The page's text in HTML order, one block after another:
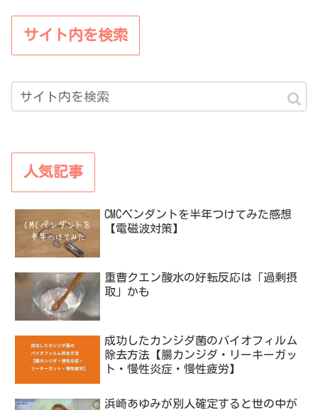
サイト内を検索
人気記事
CMCペンダントを半年つけてみた感想
【電磁波対策】
重曹クエン酸水の好転反応は「過剰摂
取」かも
成功したカンジダ菌のバイオフィルム
除去方法【腸カンジダ・リーキーガッ
ト・慢性炎症・慢性疲労】
浜崎あゆみが別人確定すると世の中が